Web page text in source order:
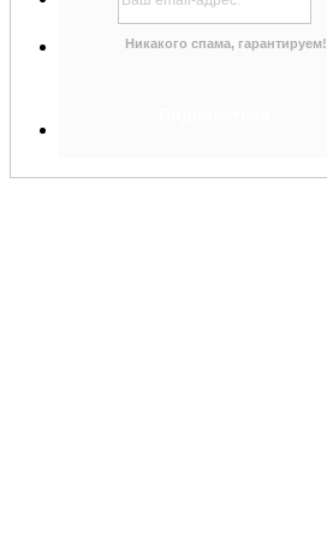
Никакого спама, гарантируем!